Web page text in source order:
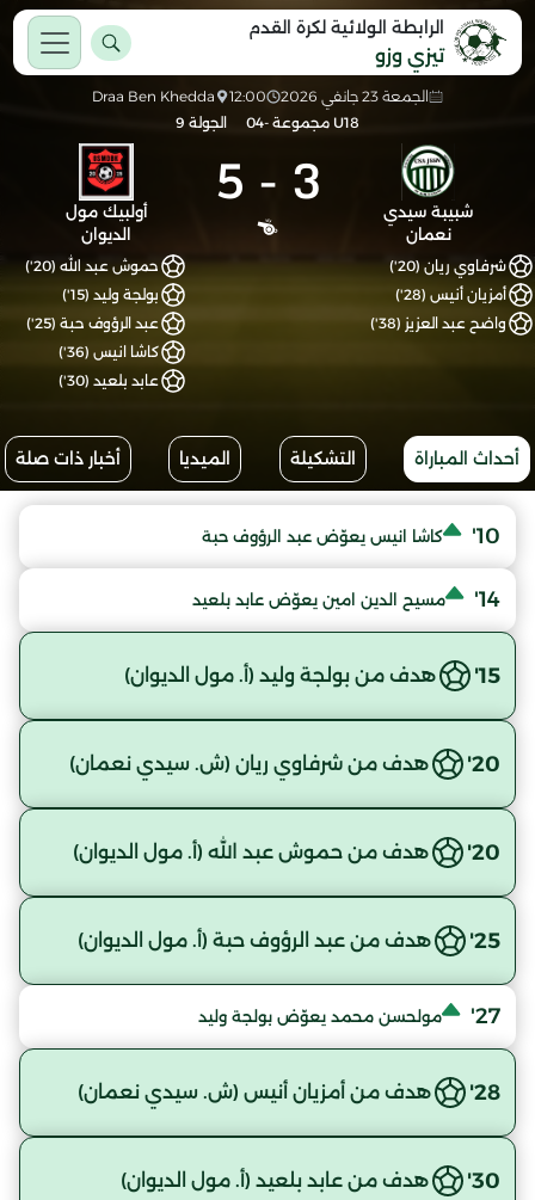
الرابطة الولائية لكرة القدم
تيزي وزو
الجمعة 23 جانفي 2026 12:00
Draa Ben Khedda
U18 مجموعة -04
الجولة 9
شبيبة سيدي
نعمان
3
-
5
أولبيك مول
الديوان
شرفاوي ريان (20')
أمزيان أنيس (28')
واضح عبد العزيز (38')
حموش عبد الله (20')
بولجة وليد (15')
عبد الرؤوف حبة (25')
كاشا انيس (36')
عابد بلعيد (30')
أحداث المباراة التشكيلة الميديا أخبار ذات صلة
10' كاشا انيس يعوّض عبد الرؤوف حبة
14' مسيح الدين امين يعوّض عابد بلعيد
15' هدف من بولجة وليد (أ. مول الديوان)
20' هدف من شرفاوي ريان (ش. سيدي نعمان)
20' هدف من حموش عبد الله (أ. مول الديوان)
25' هدف من عبد الرؤوف حبة (أ. مول الديوان)
27' مولحسن محمد يعوّض بولجة وليد
28' هدف من أمزيان أنيس (ش. سيدي نعمان)
30' هدف من عابد بلعيد (أ. مول الديوان)